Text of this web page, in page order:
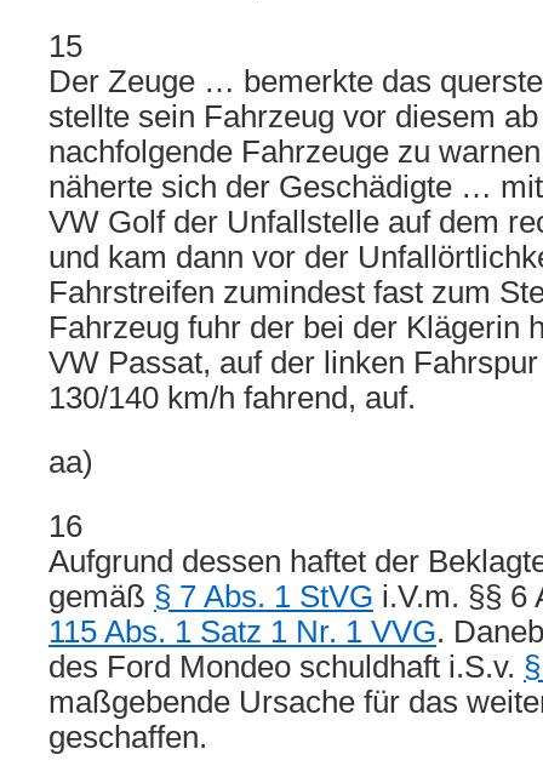
15
Der Zeuge … bemerkte das
stellte sein Fahrzeug vor diesem
nachfolgende Fahrzeuge zu
näherte sich der Geschädigte …
VW Golf der Unfallstelle auf dem
und kam dann vor der
Fahrstreifen zumindest fast zum
Fahrzeug fuhr der bei der Klägerin
VW Passat, auf der linken
130/140 km/h fahrend, auf.
aa)
16
Aufgrund dessen haftet der
gemäß § 7 Abs. 1 StVG i.V.m. §§ 6
115 Abs. 1 Satz 1 Nr. 1 VVG.
des Ford Mondeo schuldhaft i.S.v.
maßgebende Ursache für das
geschaffen.